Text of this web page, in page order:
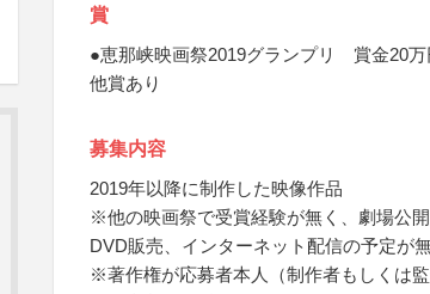
賞
●恵那峡映画祭2019グランプリ 賞金20万
他賞あり
募集内容
2019年以降に制作した映像作品
※他の映画祭で受賞経験が無く、劇場公
DVD販売、インターネット配信の予定が
※著作権が応募者本人（制作者もしくは